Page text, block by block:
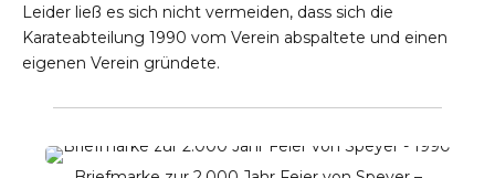
Leider ließ es sich nicht vermeiden, dass sich die
Karateabteilung 1990 vom Verein abspaltete und einen
eigenen Verein gründete.